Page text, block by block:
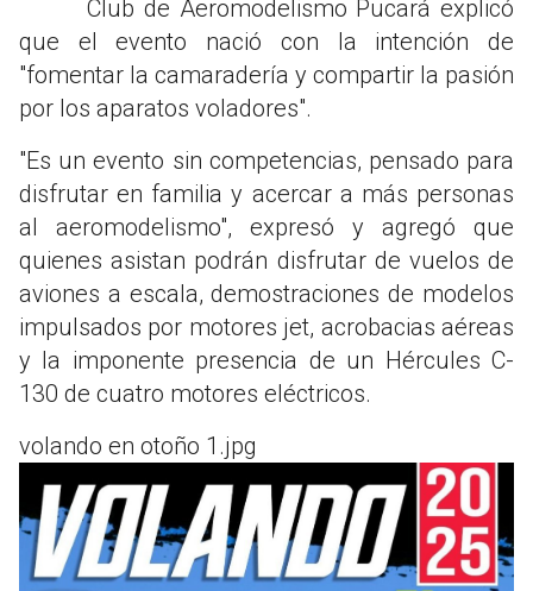
Club de Aeromodelismo Pucará explicó
que el evento nació con la intención de
"fomentar la camaradería y compartir la pasión
por los aparatos voladores".
"Es un evento sin competencias, pensado para
disfrutar en familia y acercar a más personas
al aeromodelismo", expresó y agregó que
quienes asistan podrán disfrutar de vuelos de
aviones a escala, demostraciones de modelos
impulsados por motores jet, acrobacias aéreas
y la imponente presencia de un Hércules C-
130 de cuatro motores eléctricos.
volando en otoño 1.jpg